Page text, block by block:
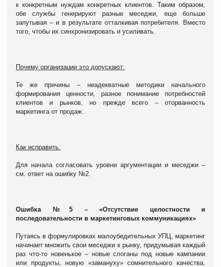
к конкретным нуждам конкретных клиентов. Таким образом,
обе службы генерируют разные меседжи, еще больше
запутывая – и в результате отталкивая потребителя. Вместо
того, чтобы их синхронизировать и усиливать.
Почему организации это допускают:
Те же причины – неадекватные методики начального
формирования ценности, разное понимание потребностей
клиентов и рынков, но прежде всего – оторванность
маркетинга от продаж.
Как исправить:
Для начала согласовать уровни аргументации и меседжи –
см. ответ на ошибку №2.
Ошибка №5 – «Отсутствие целостности и
последовательности в маркетинговых коммуникациях»
Путаясь в формулировках малоубедительных УПЦ, маркетинг
начинает множить свои меседжи к рынку, придумывая каждый
раз что-то новенькое – новые слоганы под новые кампании
или продукты, новую «замануху» сомнительного качества,